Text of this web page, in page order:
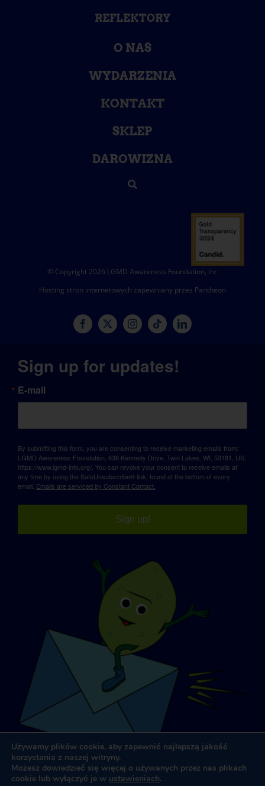
REFLEKTORY
O NAS
WYDARZENIA
KONTAKT
SKLEP
DAROWIZNA
© Copyright 2026 LGMD Awareness Foundation, Inc
Hosting stron internetowych zapewniany przez Pantheon
Sign up for updates!
E-mail
By submitting this form, you are consenting to receive marketing emails from:
LGMD Awareness Foundation, 638 Kennedy Drive, Twin Lakes, WI, 53181, US,
https://www.lgmd-info.org/. You can revoke your consent to receive emails at
any time by using the SafeUnsubscribe® link, found at the bottom of every
email. Emails are serviced by Constant Contact.
Sign up!
Używamy plików cookie, aby zapewnić najlepszą jakość
korzystania z naszej witryny.
Możesz dowiedzieć się więcej o używanych przez nas plikach
cookie lub wyłączyć je w ustawieniach.